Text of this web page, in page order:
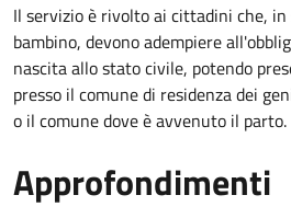
Il servizio è rivolto ai cittadini che,
bambino, devono adempiere
nascita allo stato civile, potendo
presso il comune di residenza dei
o il comune dove è avvenuto il parto.
Approfondimenti